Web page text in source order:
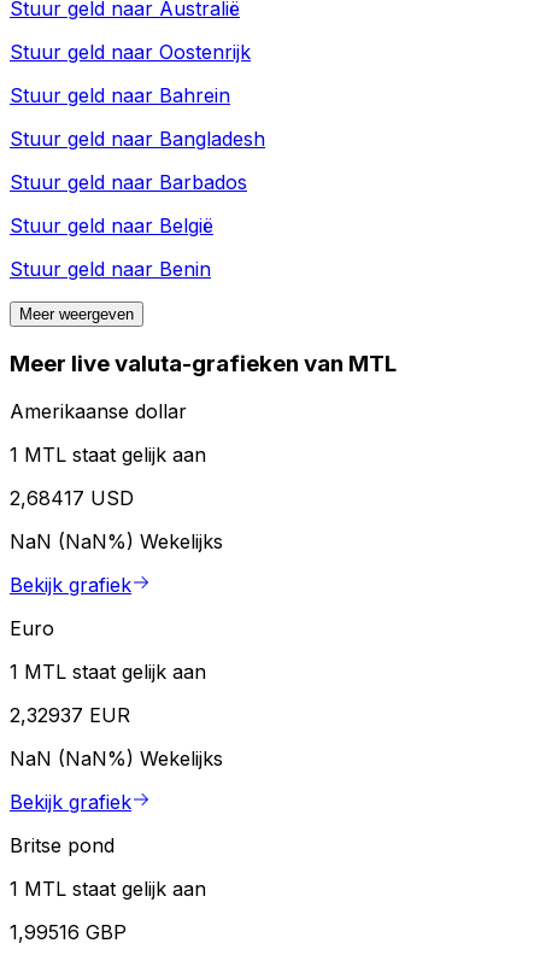
Stuur geld naar Australië
Stuur geld naar Oostenrijk
Stuur geld naar Bahrein
Stuur geld naar Bangladesh
Stuur geld naar Barbados
Stuur geld naar België
Stuur geld naar Benin
Meer weergeven
Meer live valuta-grafieken van MTL
Amerikaanse dollar
1 MTL staat gelijk aan
2,68417 USD
NaN (NaN%) Wekelijks
Bekijk grafiek
Euro
1 MTL staat gelijk aan
2,32937 EUR
NaN (NaN%) Wekelijks
Bekijk grafiek
Britse pond
1 MTL staat gelijk aan
1,99516 GBP